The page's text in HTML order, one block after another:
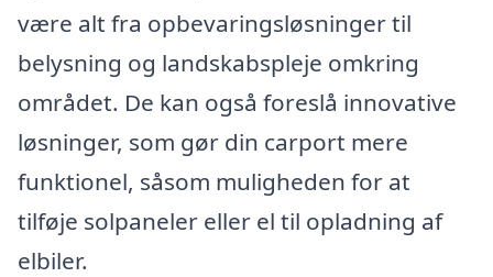
være alt fra opbevaringsløsninger til
belysning og landskabspleje omkring
området. De kan også foreslå innovative
løsninger, som gør din carport mere
funktionel, såsom muligheden for at
tilføje solpaneler eller el til opladning af
elbiler.